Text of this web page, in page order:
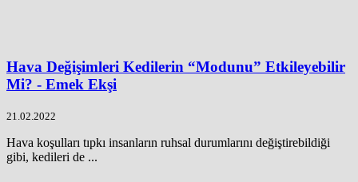
Hava Değişimleri Kedilerin “Modunu” Etkileyebilir
Mi? - Emek Ekşi
21.02.2022
Hava koşulları tıpkı insanların ruhsal durumlarını değiştirebildiği
gibi, kedileri de ...